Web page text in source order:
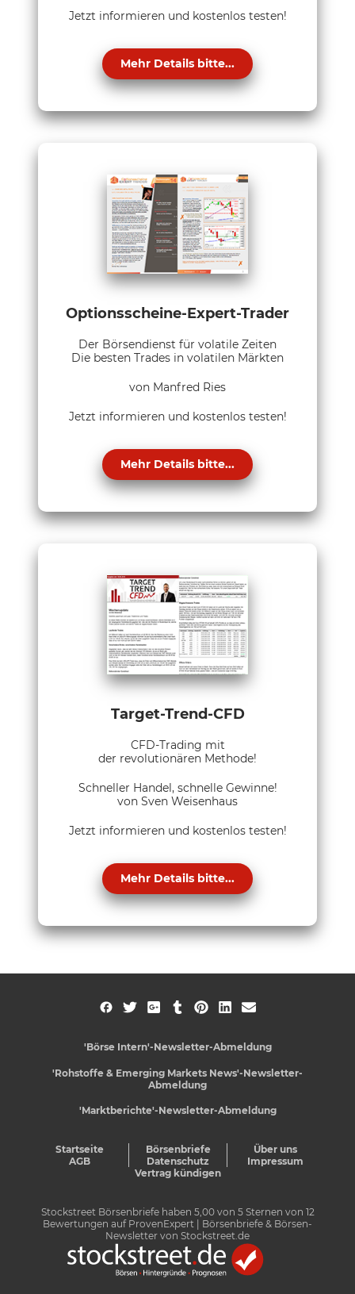
Jetzt informieren und kostenlos testen!
Mehr Details bitte...
Optionsscheine-Expert-Trader
Der Börsendienst für volatile Zeiten
Die besten Trades in volatilen Märkten
von Manfred Ries
Jetzt informieren und kostenlos testen!
Mehr Details bitte...
Target-Trend-CFD
CFD-Trading mit
der revolutionären Methode!
Schneller Handel, schnelle Gewinne!
von Sven Weisenhaus
Jetzt informieren und kostenlos testen!
Mehr Details bitte...
'Börse Intern'-Newsletter-Abmeldung
'Rohstoffe & Emerging Markets News'-Newsletter-
Abmeldung
'Marktberichte'-Newsletter-Abmeldung
Startseite Börsenbriefe
Über uns
AGB
Datenschutz
Impressum
Vertrag kündigen
Stockstreet Börsenbriefe haben 5,00von 5Sternen von 12
Bewertungen auf ProvenExpert
| Börsenbriefe & Börsen-
Newsletter von Stockstreet.de